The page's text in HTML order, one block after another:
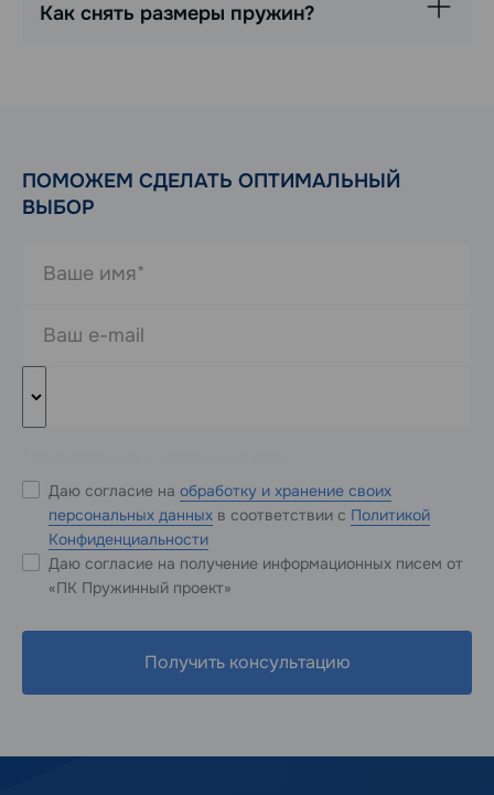
Как снять размеры пружин?
ПОМОЖЕМ СДЕЛАТЬ ОПТИМАЛЬНЫЙ
ВЫБОР
Даю согласие на обработку и хранение своих
персональных данных в соответствии с Политикой
Конфиденциальности
Даю согласие на получение информационных писем от
«ПК Пружинный проект»
Получить консультацию